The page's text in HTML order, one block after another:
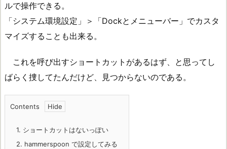
ルで操作できる。
「システム環境設定」＞「Dockとメニューバー」でカスタ
マイズすることも出来る。
これを呼び出すショートカットがあるはず、と思ってし
ばらく捜してたんだけど、見つからないのである。
Contents
1. ショートカットはないっぽい
2. hammerspoon で設定してみる